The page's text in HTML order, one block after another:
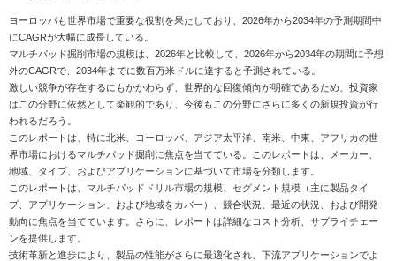
ヨーロッパも世界市場で重要な役割を果たしており、2026年から2034年の予測期間中
にCAGRが大幅に成長している。
マルチパッド掘削市場の規模は、2026年と比較して、2026年から2034年の期間に予想
外のCAGRで、2034年までに数百万米ドルに達すると予測されている。
激しい競争が存在するにもかかわらず、世界的な回復傾向が明確であるため、投資家
はこの分野に依然として楽観的であり、今後もこの分野にさらに多くの新規投資が行
われるだろう。
このレポートは、特に北米、ヨーロッパ、アジア太平洋、南米、中東、アフリカの世
界市場におけるマルチパッド掘削に焦点を当てている。このレポートは、メーカー、
地域、タイプ、およびアプリケーションに基づいて市場を分類します。
このレポートは、マルチパッドドリル市場の規模、セグメント規模（主に製品タイ
プ、アプリケーション、および地域をカバー）、競合状況、最近の状況、および開発
動向に焦点を当てています。さらに、レポートは詳細なコスト分析、サプライチェー
ンを提供します。
技術革新と進歩により、製品の性能がさらに最適化され、下流アプリケーションでよ